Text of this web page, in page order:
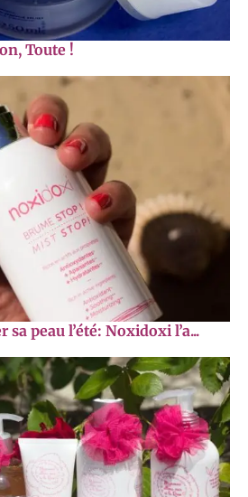
Toute !
peau l’été: Noxidoxi l’a...